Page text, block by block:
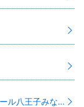
アクロスモール八王子みなみ野店